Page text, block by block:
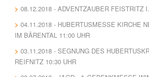
08.12.2018 - ADVENTZAUBER FEISTRITZ
04.11.2018 - HUBERTUSMESSE KIRCHE
IM BÄRENTAL 11:00 UHR
03.11.2018 - SEGNUNG DES
REIFNITZ 10:30 UHR